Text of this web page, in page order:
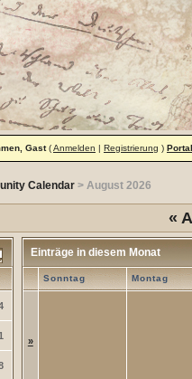
Gast(Anmelden | Registrierung ) Portal
Calendar> August 2026
«
Einträge in diesem Monat
Sonntag Montag
»